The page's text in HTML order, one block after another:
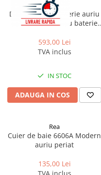
Rea
Dus igienic cu baterie auriu
periat Rea Loop cu baterie
593,00 Lei
TVA inclus
IN STOC
ADAUGA IN COS
Rea
Cuier de baie 6606A Modern
auriu periat
135,00 Lei